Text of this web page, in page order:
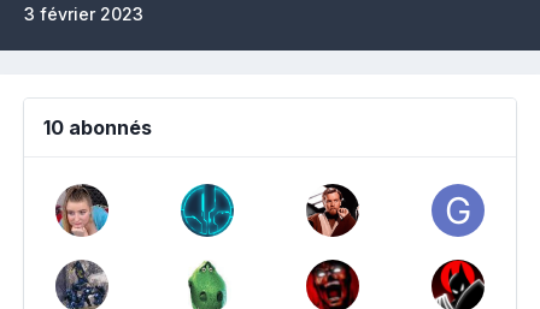
3 février 2023
10 abonnés